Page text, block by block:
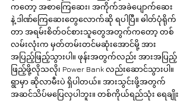
ကတော့ အစာကြေဆေး၊ အကိုက်အခဲပျောက်ဆေး
နဲ့ ဒါဏ်ကြေဆေးတွေလောက်ဆို ရပါပြီ။ ဓါတ်ပုံရိုက်
တာ အရမ်းစိတ်ဝင်စားသူတွေအတွက်ကတော့ တစ်
လမ်းလုံးက မှတ်တမ်းတင်မဆုံးအောင်မို့ အား
အပြည့်ဖြည့်သွားပါ။ ဖုန်းအတွက်လည်း အားအပြည့်
ဖြည့်ဖို့လိုသလို၊ Power Bank လည်းဆောင်သွားပါ။
ရွာမှာ ဆိုလာမီးပဲ ရှိပါတယ်။ အားသွင်းဖို့အတွက်
အဆင်သိပ်မပြေလှပါဘူး။ တစ်ကိုယ်ရည်သုံး ရေချိုး